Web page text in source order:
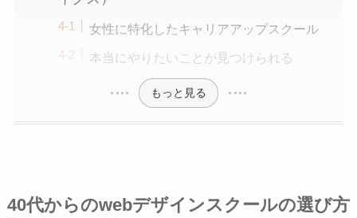
女性に特化したキャリアアップスクール
本当にやりたいことが見つけられる
もっと見る
40代からのwebデザインスクールの選び方